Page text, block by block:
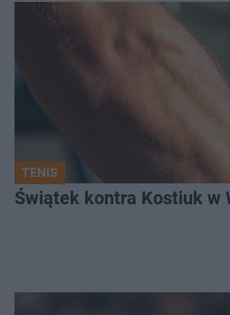
TENIS
Świątek kontra Kostiuk w